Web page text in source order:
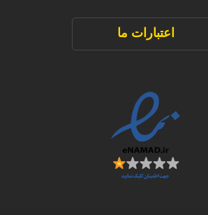
اعتبارات ما